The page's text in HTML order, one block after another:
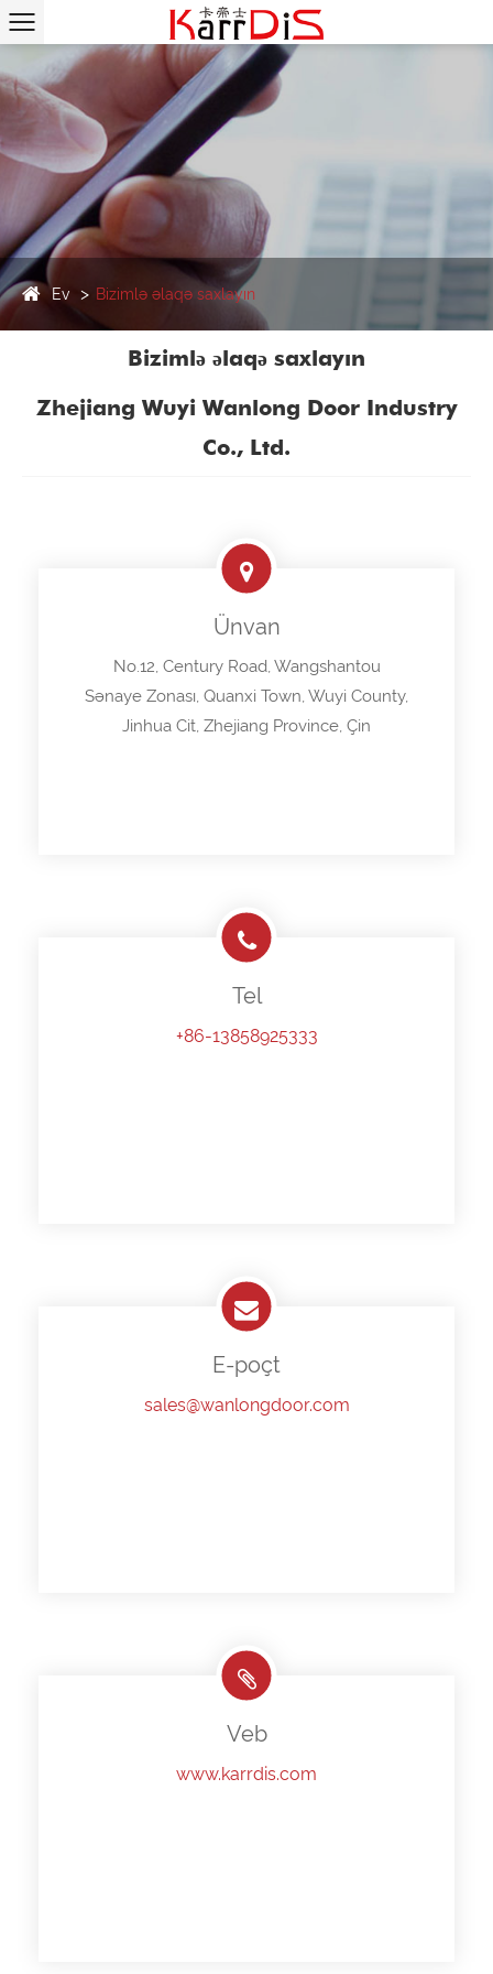
Ev Bizimlə əlaqə saxlayın
Bizimlə əlaqə saxlayın
Zhejiang Wuyi Wanlong Door Industry
Co., Ltd.
Ünvan
No.12, Century Road, Wangshantou
Sənaye Zonası, Quanxi Town, Wuyi County,
Jinhua Cit, Zhejiang Province, Çin
Tel
+86-13858925333
E-poçt
sales@wanlongdoor.com
Veb
www.karrdis.com